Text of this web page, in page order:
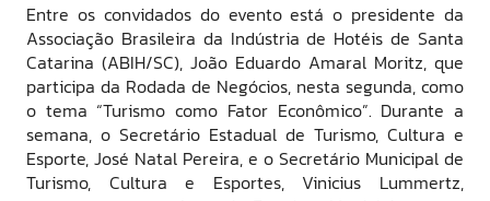
Entre os convidados do evento está o presidente da
Associação Brasileira da Indústria de Hotéis de Santa
Catarina (ABIH/SC), João Eduardo Amaral Moritz, que
participa da Rodada de Negócios, nesta segunda, como
o tema “Turismo como Fator Econômico”. Durante a
semana, o Secretário Estadual de Turismo, Cultura e
Esporte, José Natal Pereira, e o Secretário Municipal de
Turismo, Cultura e Esportes, Vinicius Lummertz,